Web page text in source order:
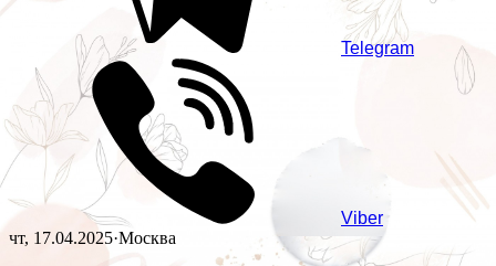
Telegram
Viber
чт, 17.04.2025·Москва